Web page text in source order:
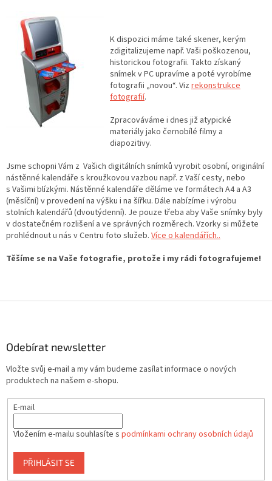
K dispozici máme také skener, kerým
zdigitalizujeme např. Vaši poškozenou,
historickou fotografii. Takto získaný
snímek v PC upravíme a poté vyrobíme
fotografii „novou“. Viz rekonstrukce
fotografií.
Zpracováváme i dnes již atypické
materiály jako černobílé filmy a
diapozitivy.
Jsme schopni Vám z Vašich digitálních snímků vyrobit osobní, originální
nástěnné kalendáře s kroužkovou vazbou např. z Vaší cesty, nebo
s Vašimi blízkými. Nástěnné kalendáře děláme ve formátech A4 a A3
(měsíční) v provedení na výšku i na šířku. Dále nabízíme i výrobu
stolních kalendářů (dvoutýdenní). Je pouze třeba aby Vaše snímky byly
v dostatečném rozlišení a ve správných rozměrech. Vzorky si můžete
prohlédnout u nás v Centru foto služeb. Více o kalendářích..
Těšíme se na Vaše fotografie, protože i my rádi fotografujeme!
Odebírat newsletter
Vložte svůj e-mail a my vám budeme zasílat informace o nových
produktech na našem e-shopu.
E-mail
Vložením e-mailu souhlasíte s podmínkami ochrany osobních údajů
PŘIHLÁSIT SE